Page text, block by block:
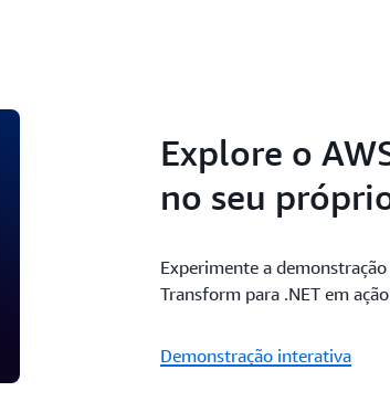
Explore o
no seu
Experimente a
Transform para .NET em ação
Demonstração interativa